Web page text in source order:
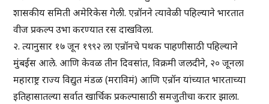
शासकीय समिती अमेरिकेस गेली. एन्रॉनने त्यावेळी पहिल्याने भारतात
वीज प्रकल्प उभा करण्यात रस दाखविला.
२. त्यानुसार १७ जून १९९२ ला एन्रॉनचे पथक पाहणीसाठी पहिल्याने
मुंबईस आले. आणि केवळ तीन दिवसांत, विक्रमी जलदीने, २० जूनला
महाराष्ट्र राज्य विद्युत मंडळ (मराविमं) आणि एन्रॉन यांच्यात भारताच्या
इतिहासातल्या सर्वात खार्चिक प्रकल्पासाठी समजुतीचा करार झाला.